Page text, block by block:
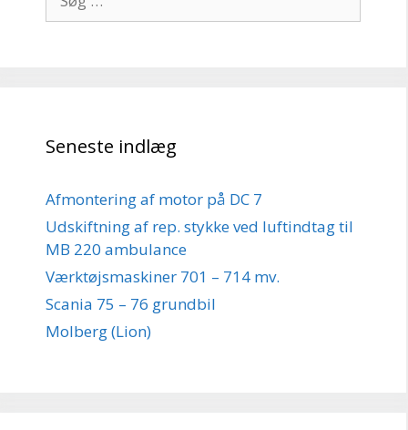
efter:
Seneste indlæg
Afmontering af motor på DC 7
Udskiftning af rep. stykke ved luftindtag til
MB 220 ambulance
Værktøjsmaskiner 701 – 714 mv.
Scania 75 – 76 grundbil
Molberg (Lion)